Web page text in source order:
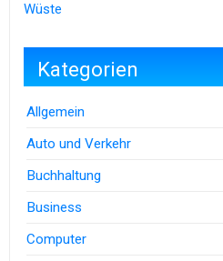
Wüste
Kategorien
Allgemein
Auto und Verkehr
Buchhaltung
Business
Computer